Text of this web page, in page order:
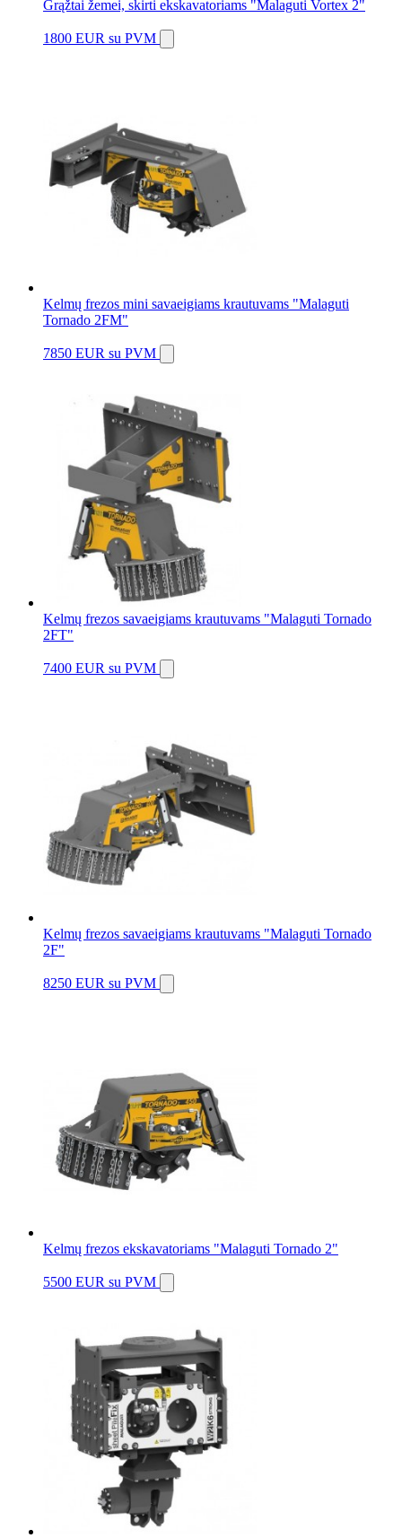
Grąžtai žemei, skirti ekskavatoriams "Malaguti Vortex 2"
1800 EUR su PVM
Kelmų frezos mini savaeigiams krautuvams "Malaguti
Tornado 2FM"
7850 EUR su PVM
Kelmų frezos savaeigiams krautuvams "Malaguti Tornado
2FT"
7400 EUR su PVM
Kelmų frezos savaeigiams krautuvams "Malaguti Tornado
2F"
8250 EUR su PVM
Kelmų frezos ekskavatoriams "Malaguti Tornado 2"
5500 EUR su PVM